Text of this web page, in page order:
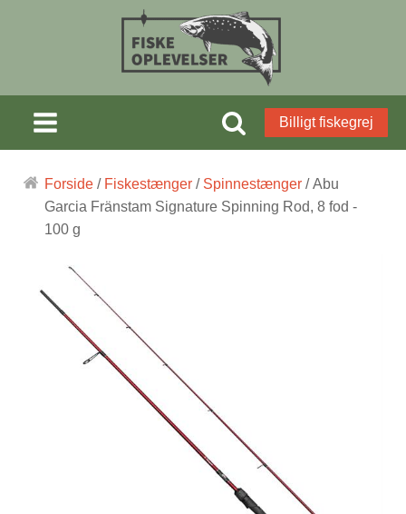
Billigt fiskegrej
Forside / Fiskestænger / Spinnestænger / Abu
Garcia Fränstam Signature Spinning Rod, 8 fod -
100 g